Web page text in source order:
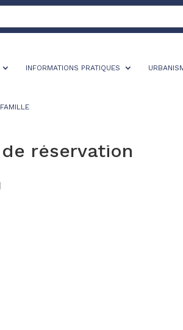
INFORMATIONS PRATIQUES
réservation